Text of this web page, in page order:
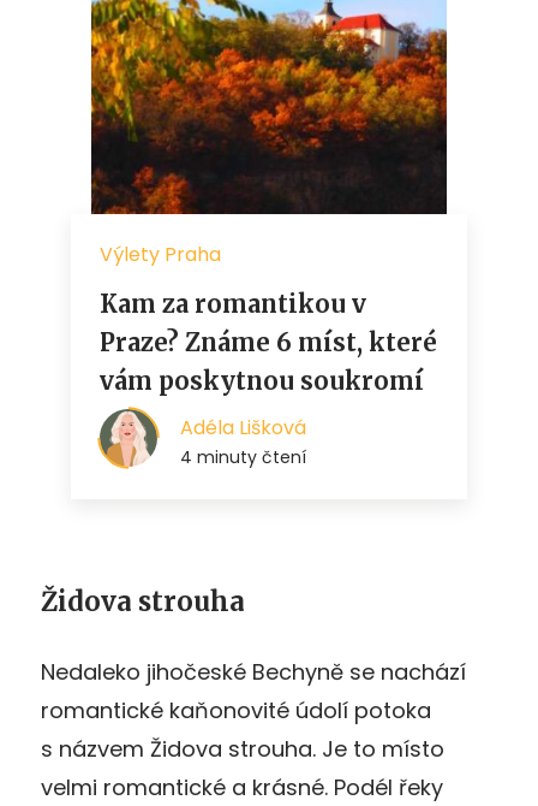
Židova strouha
Nedaleko jihočeské Bechyně se nachází
romantické kaňonovité údolí potoka
s názvem Židova strouha. Je to místo
velmi romantické a krásné. Podél řeky